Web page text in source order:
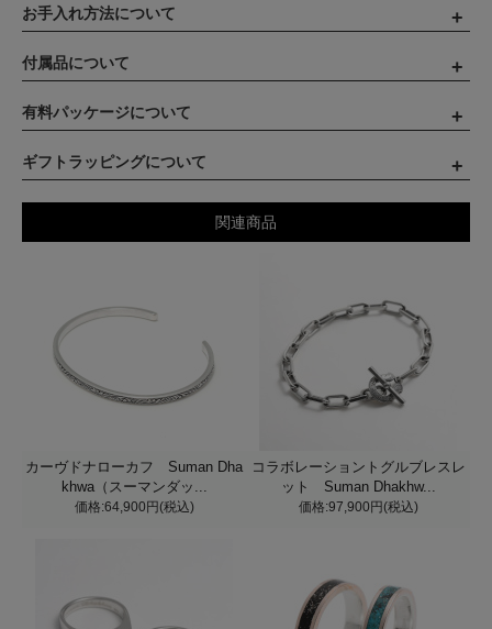
お手入れ方法について
付属品について
有料パッケージについて
ギフトラッピングについて
関連商品
カーヴドナローカフ Suman Dha
khwa（スーマンダッ...
価格:64,900円(税込)
コラボレーショントグルブレスレ
ット Suman Dhakhw...
価格:97,900円(税込)